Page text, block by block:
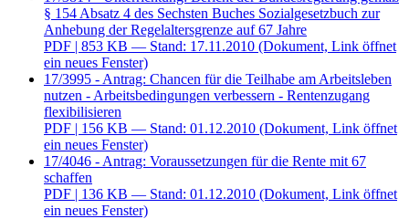
§ 154 Absatz 4 des Sechsten Buches Sozialgesetzbuch zur
Anhebung der Regelaltersgrenze auf 67 Jahre
PDF | 853 KB — Stand: 17.11.2010 (Dokument, Link öffnet
ein neues Fenster)
17/3995 - Antrag: Chancen für die Teilhabe am Arbeitsleben
nutzen - Arbeitsbedingungen verbessern - Rentenzugang
flexibilisieren
PDF | 156 KB — Stand: 01.12.2010 (Dokument, Link öffnet
ein neues Fenster)
17/4046 - Antrag: Voraussetzungen für die Rente mit 67
schaffen
PDF | 136 KB — Stand: 01.12.2010 (Dokument, Link öffnet
ein neues Fenster)